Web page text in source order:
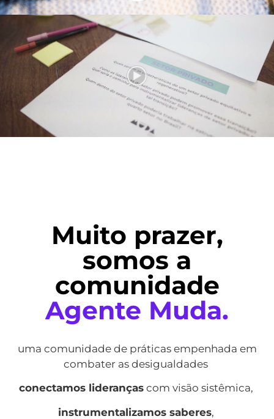
Muito prazer,
somos a
comunidade
Agente Muda.
uma comunidade de práticas empenhada em
combater as desigualdades
conectamos liderançascom visão sistêmica,
instrumentalizamos saberes,